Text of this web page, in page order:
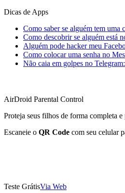
Dicas de Apps
Como saber se alguém tem
Como descobrir se alguém está
Alguém pode hacker meu
Como colocar uma senha no
Não caia em golpes no
AirDroid Parental Control
Proteja seus filhos de forma completa
Escaneie o QR Code com seu celular
Teste GrátisVia Web